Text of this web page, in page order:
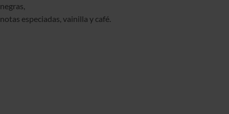
negras,
notas especiadas, vainilla y café.